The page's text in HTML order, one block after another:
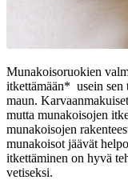
Munakoisoruokien
itkettämään* usein sen
maun.
mutta munakoisojen
munakoisojen
munakoisot jäävät
itkettäminen on hyvä
vetiseksi.